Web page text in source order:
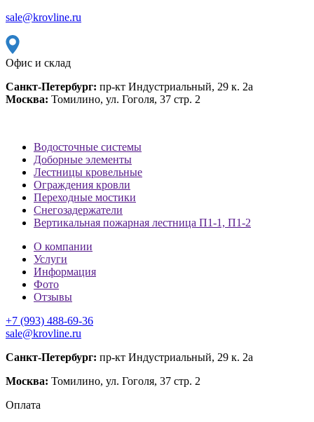
sale@krovline.ru
Офис и склад
Санкт-Петербург: пр-кт Индустриальный, 29 к. 2а
Москва: Томилино, ул. Гоголя, 37 стр. 2
Водосточные системы
Доборные элементы
Лестницы кровельные
Ограждения кровли
Переходные мостики
Снегозадержатели
Вертикальная пожарная лестница П1-1, П1-2
О компании
Услуги
Информация
Фото
Отзывы
+7 (993) 488-69-36
sale@krovline.ru
Санкт-Петербург: пр-кт Индустриальный, 29 к. 2а
Москва: Томилино, ул. Гоголя, 37 стр. 2
Оплата